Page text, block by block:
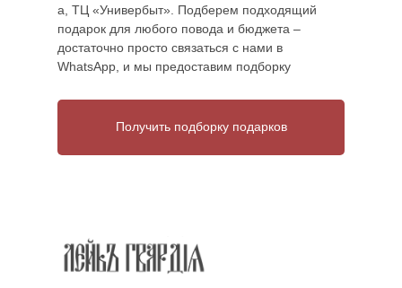
а, ТЦ «Универбыт». Подберем подходящий
подарок для любого повода и бюджета –
достаточно просто связаться с нами в
WhatsApp, и мы предоставим подборку
Получить подборку подарков